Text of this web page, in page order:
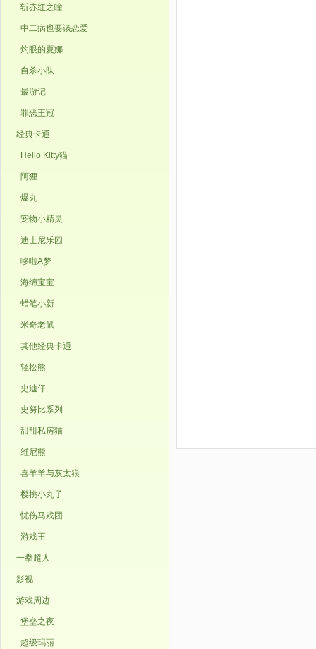
斩赤红之瞳
中二病也要谈恋爱
灼眼的夏娜
自杀小队
最游记
罪恶王冠
经典卡通
Hello Kitty猫
阿狸
爆丸
宠物小精灵
迪士尼乐园
哆啦A梦
海绵宝宝
蜡笔小新
米奇老鼠
其他经典卡通
轻松熊
史迪仔
史努比系列
甜甜私房猫
维尼熊
喜羊羊与灰太狼
樱桃小丸子
忧伤马戏团
游戏王
一拳超人
影视
游戏周边
堡垒之夜
超级玛丽